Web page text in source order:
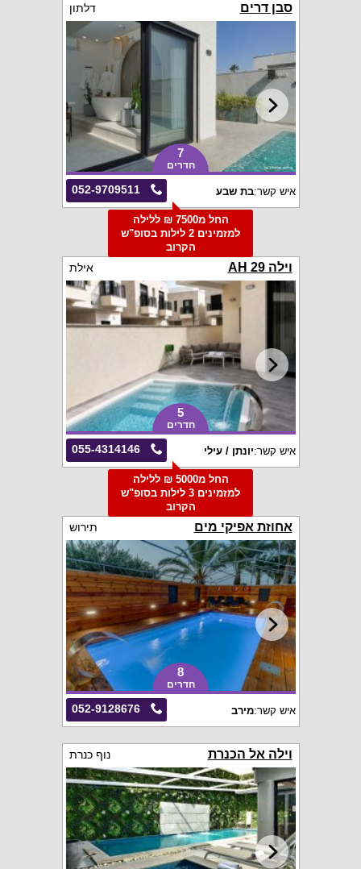
סבן דרים דלתון
7
חדרים
052-9709511 איש קשר:בת שבע
החל מ7500 ₪ ללילה
למזמינים 2 לילות בסופ"ש
הקרוב
וילה 29 AH אילת
5
חדרים
055-4314146 איש קשר:יונתן / עילי
החל מ5000 ₪ ללילה
למזמינים 3 לילות בסופ"ש
הקרוב
אחוזת אפיקי מים תירוש
8
חדרים
052-9128676 איש קשר:מירב
וילה אל הכנרת נוף כנרת